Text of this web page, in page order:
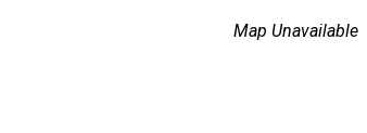
Map Unavailable